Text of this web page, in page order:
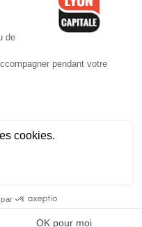
-CGV-Politique de